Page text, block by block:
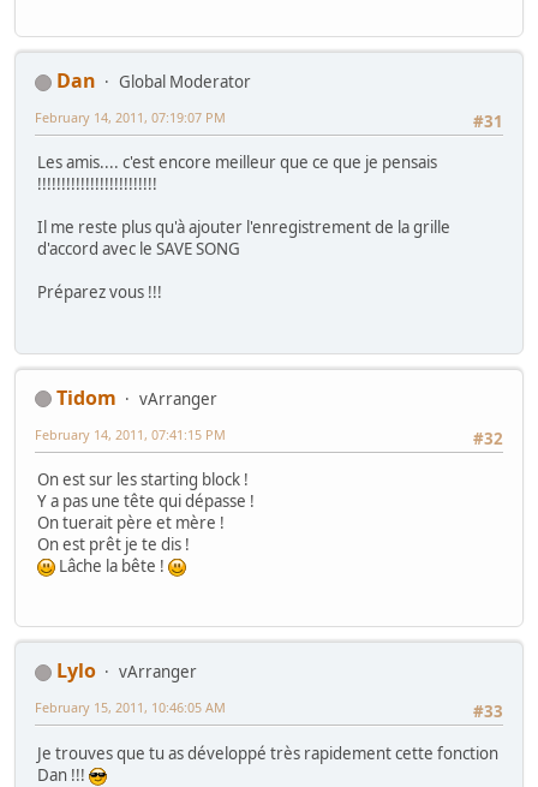
Dan
Global Moderator
#31
February 14, 2011, 07:19:07 PM
Les amis.... c'est encore meilleur que ce que je pensais
!!!!!!!!!!!!!!!!!!!!!!!!!
Il me reste plus qu'à ajouter l'enregistrement de la grille
d'accord avec le SAVE SONG
Préparez vous !!!
Tidom
vArranger
#32
February 14, 2011, 07:41:15 PM
On est sur les starting block !
Y a pas une tête qui dépasse !
On tuerait père et mère !
On est prêt je te dis !
Lâche la bête !
Lylo
vArranger
#33
February 15, 2011, 10:46:05 AM
Je trouves que tu as développé très rapidement cette fonction
Dan !!!